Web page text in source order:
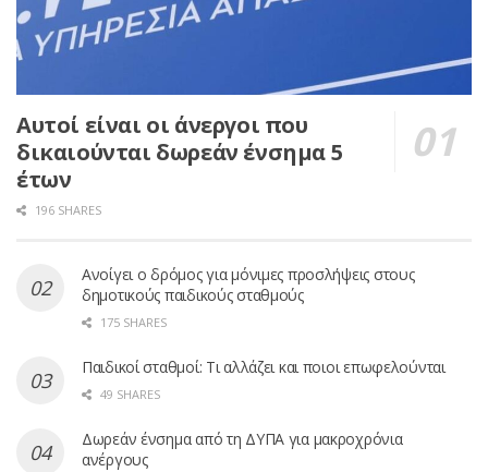
Αυτοί είναι οι άνεργοι που
δικαιούνται δωρεάν ένσημα 5
έτων
196 SHARES
Ανοίγει ο δρόμος για μόνιμες προσλήψεις στους
δημοτικούς παιδικούς σταθμούς
175 SHARES
Παιδικοί σταθμοί: Τι αλλάζει και ποιοι επωφελούνται
49 SHARES
Δωρεάν ένσημα από τη ΔΥΠΑ για μακροχρόνια
ανέργους